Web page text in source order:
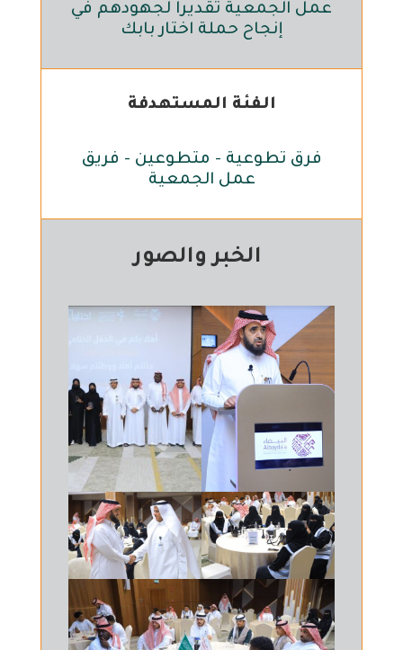
عمل الجمعية تقديراً لجهودهم في
إنجاح حملة اختار بابك
الفئة المستهدفة
فرق تطوعية - متطوعين - فريق
عمل الجمعية
الخبر والصور